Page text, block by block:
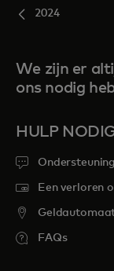
2024
We zijn er
ons nodig
HULP
Ondersteuning
Een verloren
FAQs